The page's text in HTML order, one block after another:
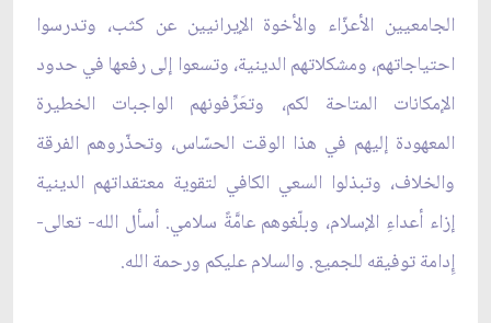
الجامعيين الأعزّاء والأخوة الإيرانيين عن كثب، وتدرسوا
احتياجاتهم، ومشكلاتهم الدينية، وتسعوا إلى رفعها في حدود
الإمكانات المتاحة لكم، وتعَرِّفونهم الواجبات الخطيرة
المعهودة إليهم في هذا الوقت الحسّاس، وتحذّروهم الفرقة
والخلاف، وتبذلوا السعي الكافي لتقوية معتقداتهم الدينية
إزاء أعداءِ الإسلام، وبلّغوهم عامَّةً سلامي. أسأل الله- تعالى-
إِدامة توفيقه للجميع. والسلام عليكم ورحمة الله.